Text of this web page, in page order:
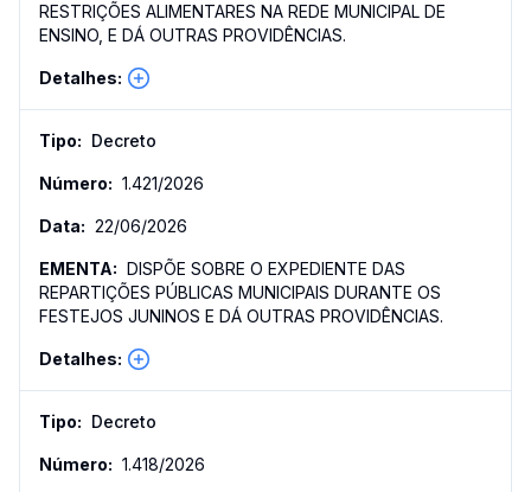
RESTRIÇÕES ALIMENTARES NA REDE MUNICIPAL DE
ENSINO, E DÁ OUTRAS PROVIDÊNCIAS.
Decreto
1.421/2026
22/06/2026
DISPÕE SOBRE O EXPEDIENTE DAS
REPARTIÇÕES PÚBLICAS MUNICIPAIS DURANTE OS
FESTEJOS JUNINOS E DÁ OUTRAS PROVIDÊNCIAS.
Decreto
1.418/2026